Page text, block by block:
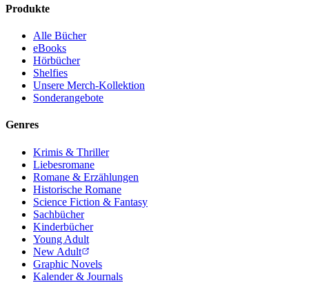
Produkte
Alle Bücher
eBooks
Hörbücher
Shelfies
Unsere Merch-Kollektion
Sonderangebote
Genres
Krimis & Thriller
Liebesromane
Romane & Erzählungen
Historische Romane
Science Fiction & Fantasy
Sachbücher
Kinderbücher
Young Adult
New Adult
Graphic Novels
Kalender & Journals